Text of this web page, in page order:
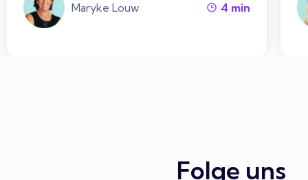
Maryke Louw 4 min
Folge uns